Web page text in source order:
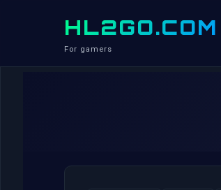
HL2GO.COM
For gamers